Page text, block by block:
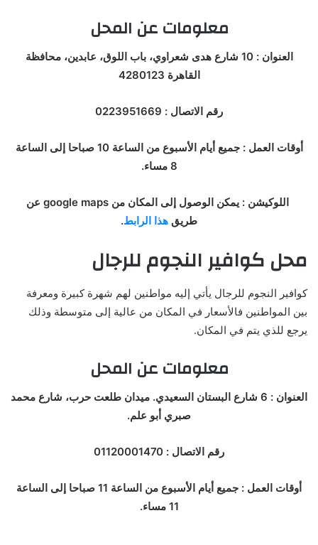
معلومات عن المحل
العنوان : 10 شارع هدى شعراوي، باب اللوق، عابدين، محافظة
القاهرة 4280123
رقم الاتصال : 0223951669
أوقات العمل : جميع أيام الأسبوع من الساعة 10 صباحا إلى الساعة
8 مساء.
اللوكيشن : يمكن الوصول إلى المكان من google maps عن
طريق هذا الرابط.
محل كوافير النجوم للرجال
كوافير النجوم للرجال يأتي إليه مواطنين لهم شهرة كبيرة ومعرفة
بين المواطنين فالأسعار في المكان من عالية إلى متوسطة وذلك
يرجع للذي يتم في المكان.
معلومات عن المحل
العنوان : 6 شارع البستان السعيدي. ميدان طلعت حرب، شارع محمد
صبري أبو علم.
رقم الاتصال : 01120001470
أوقات العمل : جميع أيام الأسبوع من الساعة 11 صباحا إلى الساعة
11 مساء.